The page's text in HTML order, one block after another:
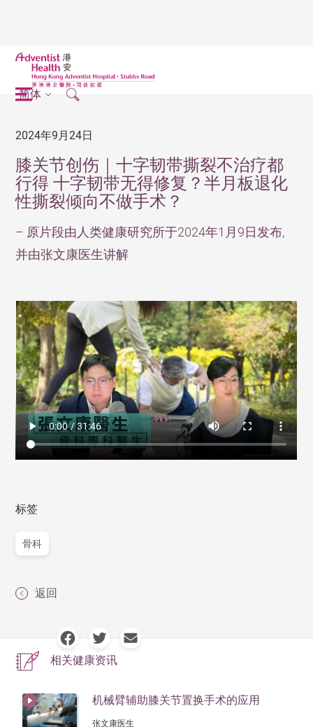
简体
2024年9月24日
膝关节创伤｜十字韧带撕裂不治疗都
行得 十字韧带无得修复？半月板退化
性撕裂倾向不做手术？
– 原片段由人类健康研究所于2024年1月9日发布,
并由张文康医生讲解
标签
骨科
返回
相关健康资讯
机械臂辅助膝关节置换手术的应用
张文康医生